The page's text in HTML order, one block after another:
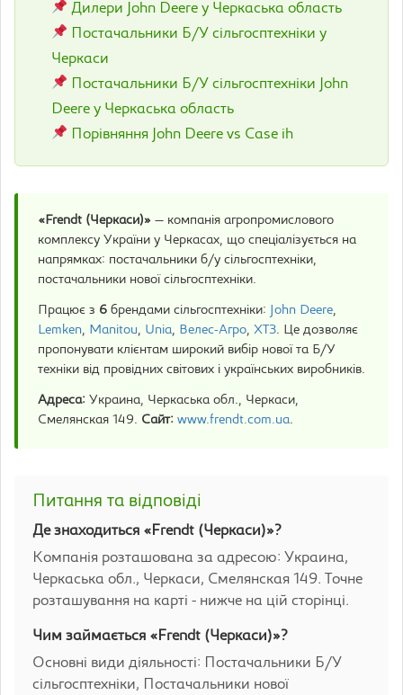
Дилери John Deere у Черкаська область
Постачальники Б/У сільгосптехніки у
Черкаси
Постачальники Б/У сільгосптехніки John
Deere у Черкаська область
Порівняння John Deere vs Case ih
«Frendt (Черкаси)» — компанія агропромислового
комплексу України у Черкасах, що спеціалізується на
напрямках: постачальники б/у сільгосптехніки,
постачальники нової сільгосптехніки.
Працює з 6 брендами сільгосптехніки: John Deere,
Lemken, Manitou, Unia, Велес-Агро, ХТЗ. Це дозволяє
пропонувати клієнтам широкий вибір нової та Б/У
техніки від провідних світових і українських виробників.
Адреса: Украина, Черкаська обл., Черкаси,
Смелянская 149. Сайт: www.frendt.com.ua.
Питання та відповіді
Де знаходиться «Frendt (Черкаси)»?
Компанія розташована за адресою: Украина,
Черкаська обл., Черкаси, Смелянская 149. Точне
розташування на карті - нижче на цій сторінці.
Чим займається «Frendt (Черкаси)»?
Основні види діяльності: Постачальники Б/У
сільгосптехніки, Постачальники нової